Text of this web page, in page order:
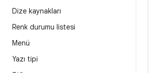
Dize kaynakları
Renk durumu listesi
Menü
Yazı tipi